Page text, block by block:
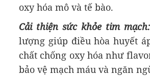
oxy hóa mô và tế bào.
Cải thiện sức khỏe tim mạch:
lượng giúp điều hòa huyết
chất chống oxy hóa như
bảo vệ mạch máu và ngăn